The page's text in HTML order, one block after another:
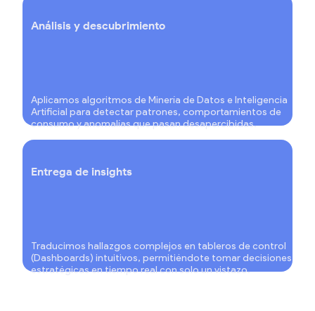
Análisis y descubrimiento
Aplicamos algoritmos de Minería de Datos e Inteligencia
Artificial para detectar patrones, comportamientos de
consumo y anomalías que pasan desapercibidas.
Entrega de insights
Traducimos hallazgos complejos en tableros de control
(Dashboards) intuitivos, permitiéndote tomar decisiones
estratégicas en tiempo real con solo un vistazo.